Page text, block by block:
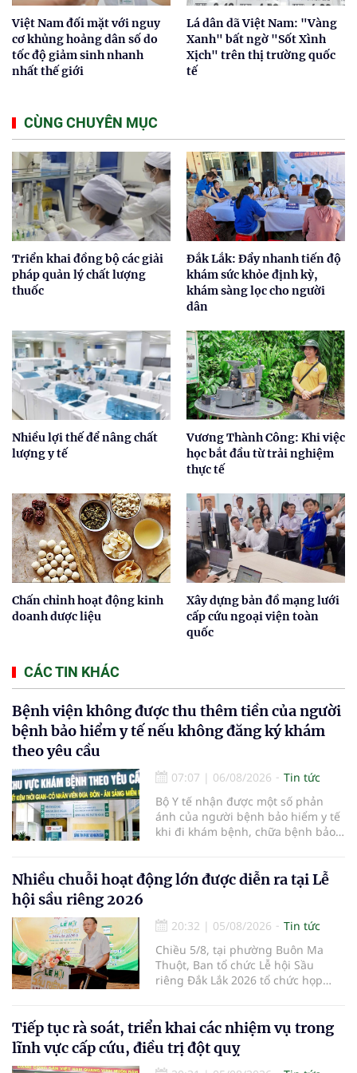
Việt Nam đối mặt với nguy
cơ khủng hoảng dân số do
tốc độ giảm sinh nhanh
nhất thế giới
Lá dân dã Việt Nam: "Vàng
Xanh" bất ngờ "Sốt Xình
Xịch" trên thị trường quốc
tế
CÙNG CHUYÊN MỤC
Triển khai đồng bộ các giải
pháp quản lý chất lượng
thuốc
Đắk Lắk: Đẩy nhanh tiến độ
khám sức khỏe định kỳ,
khám sàng lọc cho người
dân
Nhiều lợi thế để nâng chất
lượng y tế
Vương Thành Công: Khi việc
học bắt đầu từ trải nghiệm
thực tế
Chấn chỉnh hoạt động kinh
doanh dược liệu
Xây dựng bản đồ mạng lưới
cấp cứu ngoại viện toàn
quốc
CÁC TIN KHÁC
Bệnh viện không được thu thêm tiền của người
bệnh bảo hiểm y tế nếu không đăng ký khám
theo yêu cầu
07:07 | 06/08/2026
Tin tức
Bộ Y tế nhận được một số phản
ánh của người bệnh bảo hiểm y tế
khi đi khám bệnh, chữa bệnh bảo
bệnh, chữa bệnh theo yêu cầu
nhưng vẫn phải nộp thêm các chi
phần cùng chi trả.
Nhiều chuỗi hoạt động lớn được diễn ra tại Lễ
hội sầu riêng 2026
20:32 | 05/08/2026
Tin tức
Chiều 5/8, tại phường Buôn Ma
Thuột, Ban tổ chức Lễ hội Sầu
riêng Đắk Lắk 2026 tổ chức họp
hội Sầu riêng Đắk Lắk năm 2026 có
chủ đề “Sầu riêng Đắk Lắk – Kết nối
vươn xa”, được tổ chức từ ngày
Tiếp tục rà soát, triển khai các nhiệm vụ trong
lĩnh vực cấp cứu, điều trị đột quỵ